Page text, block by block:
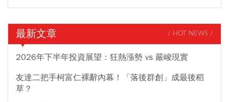
最新文章 / HOT NEWS /
2026年下半年投資展望：狂熱漲勢 vs 嚴峻現實
友達二把手柯富仁裸辭內幕！「落後群創」成最後稻
草？